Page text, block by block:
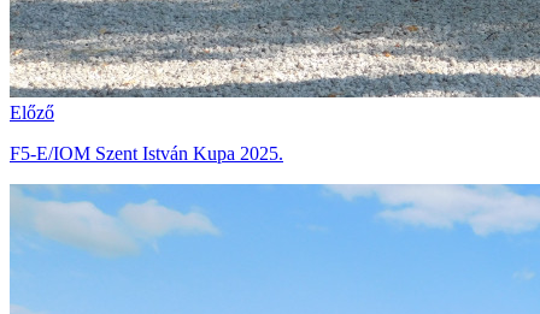
Előző
F5-E/IOM Szent István Kupa 2025.